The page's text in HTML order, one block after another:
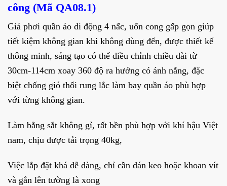
công (Mã QA08.1)
Giá phơi quần áo di động 4 nấc, uốn cong gấp gọn giúp
tiết kiệm không gian khi không dùng đến, được thiết kế
thông minh, sáng tạo có thể điều chỉnh chiều dài từ
30cm-114cm xoay 360 độ ra hướng có ánh nắng, đặc
biệt chống gió thổi rung lắc làm bay quần áo phù hợp
với từng không gian.
Làm bằng sắt không gỉ, rất bền phù hợp với khí hậu Việt
nam, chịu được tải trọng 40kg,
Việc lắp đặt khá dễ dàng, chỉ cần dán keo hoặc khoan vít
và gắn lên tường là xong